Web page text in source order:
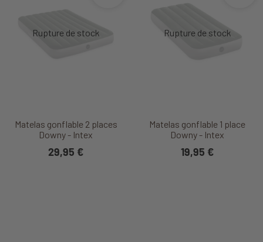
Matelas gonflable 2 places
Downy - Intex
29,95 €
Matelas gonflable 1 place
Downy - Intex
19,95 €